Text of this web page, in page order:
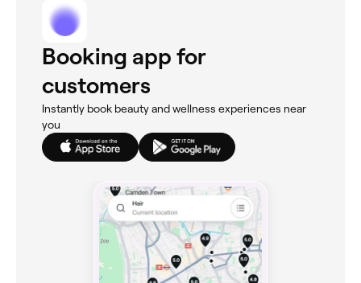
Booking app for
customers
Instantly book beauty and wellness experiences near
you